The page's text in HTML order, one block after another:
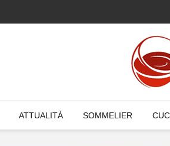
ATTUALITÀ SOMMELIER